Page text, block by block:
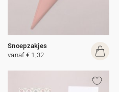
Snoepzakjes
vanaf € 1,32